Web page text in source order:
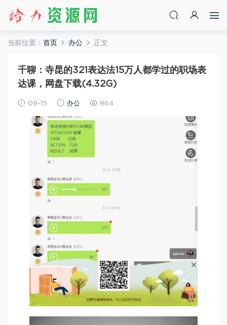
当前位置： 首页 办公 正文
千聊：寺昆的321表达法15万人都学过的职场表
达课，网盘下载(4.32G)
09-15 办公 864